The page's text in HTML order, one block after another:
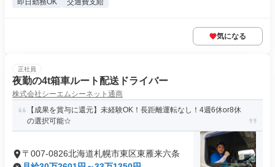
即日勤務OK 交通費支給
気になる
正社員
夜勤の4t箱車ルート配送ドライバー
株式会社シーエムシーネット通商
【成果を賞与に還元】未経験OK！長距離運転なし！4週6休or8休
の選択可能☆
〒007-0826北海道札幌市東区東雁来六条